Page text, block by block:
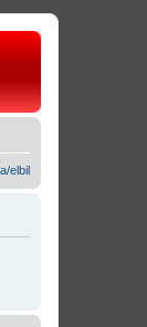
elbil